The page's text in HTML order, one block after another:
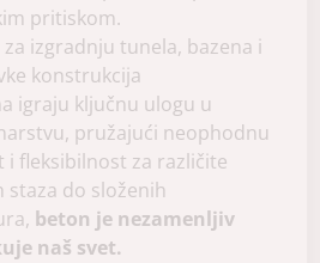
pritiskom.
za izgradnju tunela, bazena i
konstrukcija
igraju ključnu ulogu u
pružajući neophodnu
fleksibilnost za različite
do složenih
beton je nezamenljiv
naš svet.